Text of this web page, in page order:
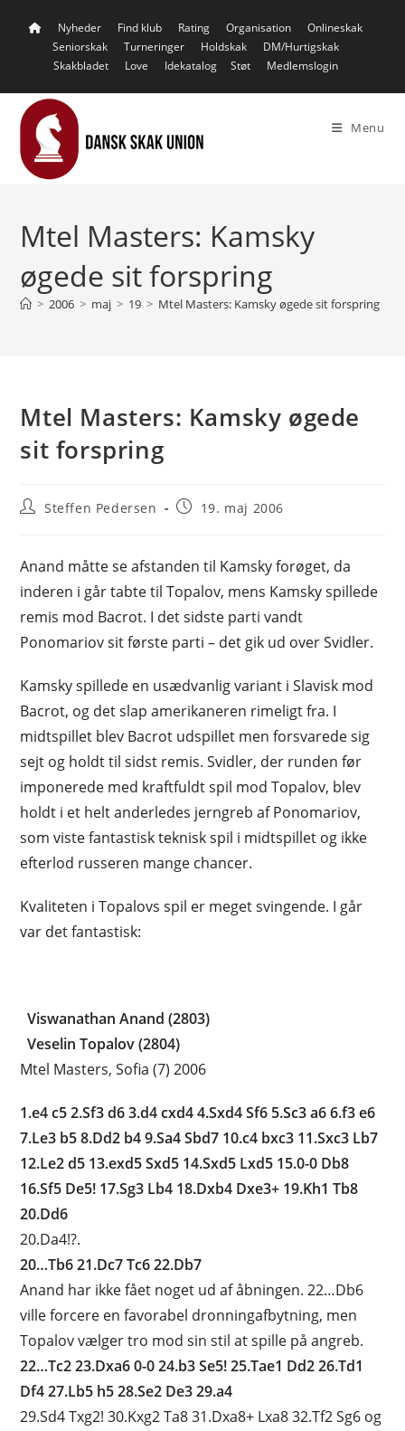
Nyheder Find klub Rating Organisation
Onlineskak
Seniorskak
Turneringer Holdskak
DM/Hurtigskak
Skakbladet
Love Idekatalog Støt Medlemslogin
Menu
Mtel Masters: Kamsky
øgede sit forspring
> 2006 > maj > 19 > Mtel Masters: Kamsky øgede sit forspring
Mtel Masters: Kamsky øgede
sit forspring
PostSteffen Pedersen
Post19. maj 2006
Anand måtte se afstanden til Kamsky forøget, da
inderen i går tabte til Topalov, mens Kamsky spillede
remis mod Bacrot. I det sidste parti vandt
Ponomariov sit første parti – det gik ud over Svidler.
Kamsky spillede en usædvanlig variant i Slavisk mod
Bacrot, og det slap amerikaneren rimeligt fra. I
midtspillet blev Bacrot udspillet men forsvarede sig
sejt og holdt til sidst remis. Svidler, der runden før
imponerede med kraftfuldt spil mod Topalov, blev
holdt i et helt anderledes jerngreb af Ponomariov,
som viste fantastisk teknisk spil i midtspillet og ikke
efterlod russeren mange chancer.
Kvaliteten i Topalovs spil er meget svingende. I går
var det fantastisk:
Viswanathan Anand (2803)
Veselin Topalov (2804)
Mtel Masters, Sofia (7) 2006
1.e4 c5 2.Sf3 d6 3.d4 cxd4 4.Sxd4 Sf6 5.Sc3 a6 6.f3 e6
7.Le3 b5 8.Dd2 b4 9.Sa4 Sbd7 10.c4 bxc3 11.Sxc3 Lb7
12.Le2 d5 13.exd5 Sxd5 14.Sxd5 Lxd5 15.0-0 Db8
16.Sf5 De5! 17.Sg3 Lb4 18.Dxb4 Dxe3+ 19.Kh1 Tb8
20.Dd6
20.Da4!?.
20…Tb6 21.Dc7 Tc6 22.Db7
Anand har ikke fået noget ud af åbningen. 22…Db6
ville forcere en favorabel dronningafbytning, men
Topalov vælger tro mod sin stil at spille på angreb.
22…Tc2 23.Dxa6 0-0 24.b3 Se5! 25.Tae1 Dd2 26.Td1
Df4 27.Lb5 h5 28.Se2 De3 29.a4
29.Sd4 Txg2! 30.Kxg2 Ta8 31.Dxa8+ Lxa8 32.Tf2 Sg6 og